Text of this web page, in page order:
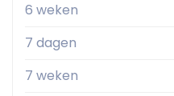
6 weken
7 dagen
7 weken